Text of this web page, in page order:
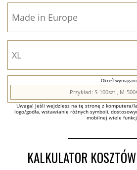
Określ
Uwaga! Jeśli wejdziesz na tę stronę z komputera/
logo/godła, wstawianie różnych symboli,
mobilnej wiele
KALKULATOR